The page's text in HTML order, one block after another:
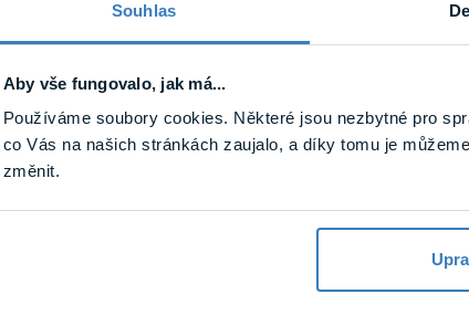
Souhlas
Aby vše fungovalo, jak má...
Používáme soubory cookies. Některé jsou nezbytné pro
co Vás na našich stránkách zaujalo, a díky tomu je
změnit.
Dahua